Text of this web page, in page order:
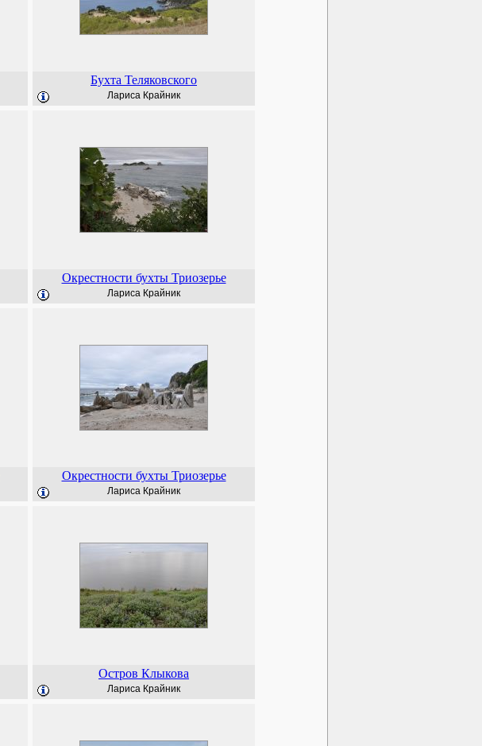
Бухта Теляковского
Лариса Крайник
Окрестности бухты Триозерье
Лариса Крайник
Окрестности бухты Триозерье
Лариса Крайник
Остров Клыкова
Лариса Крайник